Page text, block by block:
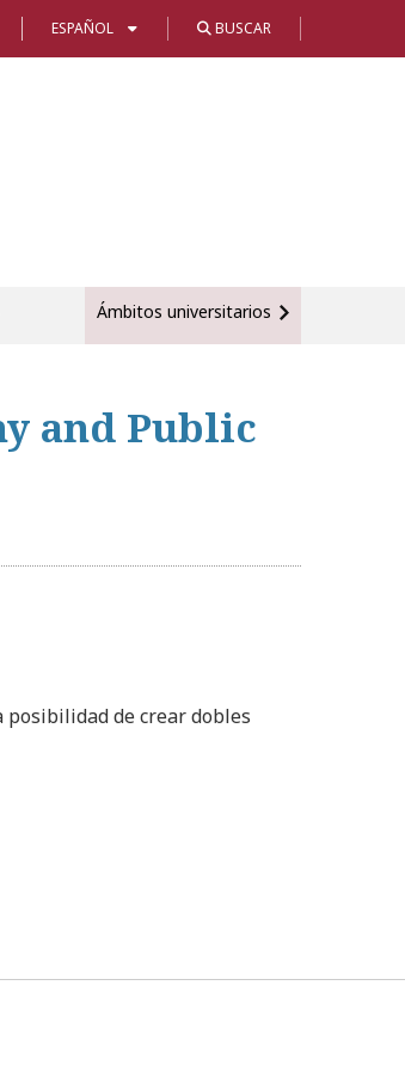
ESPAÑOL BUSCAR
Ámbitos universitarios
and Public
de crear dobles